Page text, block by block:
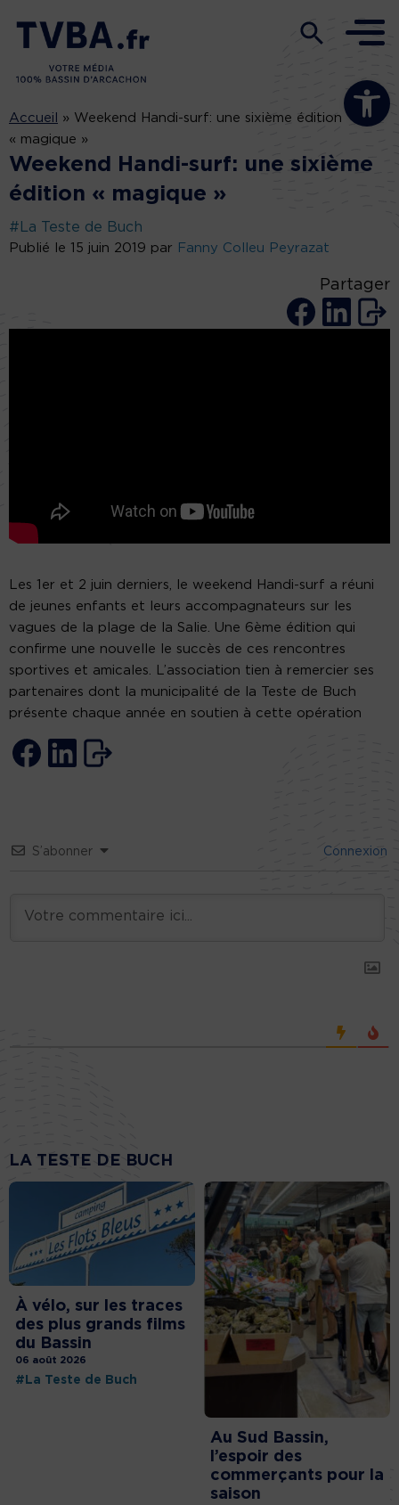
Ouvrir la
Accueil » Weekend Handi-surf: une sixième édition
« magique »
Weekend Handi-surf: une sixième
édition « magique »
#La Teste de Buch
Publié le 15 juin 2019 par Fanny Colleu Peyrazat
Partager
Les 1er et 2 juin derniers, le weekend Handi-surf a réuni
de jeunes enfants et leurs accompagnateurs sur les
vagues de la plage de la Salie. Une 6ème édition qui
confirme une nouvelle le succès de ces rencontres
sportives et amicales. L’association tien à remercier ses
partenaires dont la municipalité de la Teste de Buch
présente chaque année en soutien à cette opération
S’abonner Connexion
LA TESTE DE BUCH
À vélo, sur les traces
des plus grands films
du Bassin
06 août 2026
#La Teste de Buch
Au Sud Bassin,
l’espoir des
commerçants pour la
saison